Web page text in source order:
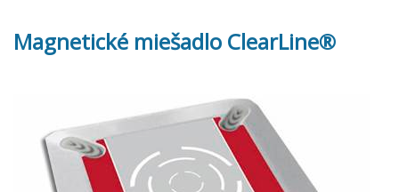
Magnetické miešadlo ClearLine®